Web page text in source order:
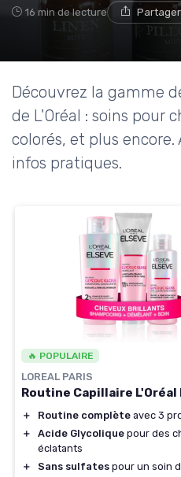
16 min de lecture
Découvrez la gamme
de L'Oréal : soins pour
colorés, et plus
infos pratiques.
🔥 POPULAIRE
LOREAL PARIS
Routine Capillaire L'Oréal
＋ Routine complète avec 3
＋
Acide Glycolique pour des
éclatants
＋
Sans sulfates pour un soin